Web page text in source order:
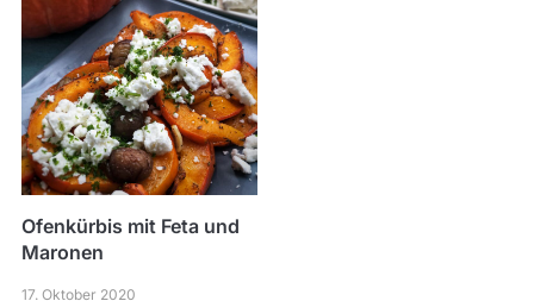
Ofenkürbis mit Feta und
Maronen
17. Oktober 2020